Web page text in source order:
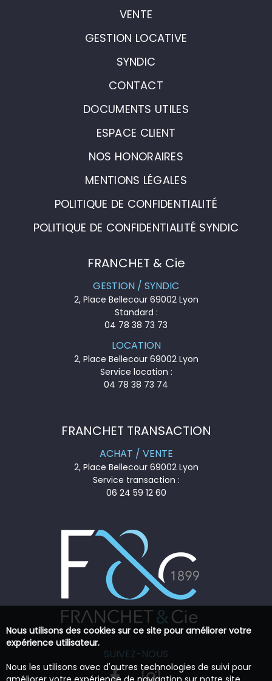
VENTE
GESTION LOCATIVE
SYNDIC
CONTACT
DOCUMENTS UTILES
ESPACE CLIENT
NOS HONORAIRES
MENTIONS LÉGALES
POLITIQUE DE CONFIDENTIALITÉ
POLITIQUE DE CONFIDENTIALITÉ SYNDIC
FRANCHET & Cie
GESTION / SYNDIC
2, Place Bellecour 69002 Lyon
Standard :
04 78 38 73 73
LOCATION
2, Place Bellecour 69002 Lyon
Service location :
04 78 38 73 74
FRANCHET TRANSACTION
ACHAT / VENTE
2, Place Bellecour 69002 Lyon
Service transaction :
06 24 59 12 60
SUIVEZ-NOUS
Nous utilisons des cookies sur ce site pour améliorer votre
expérience utilisateur.
Nous les utilisons avec d'autres technologies de suivi pour